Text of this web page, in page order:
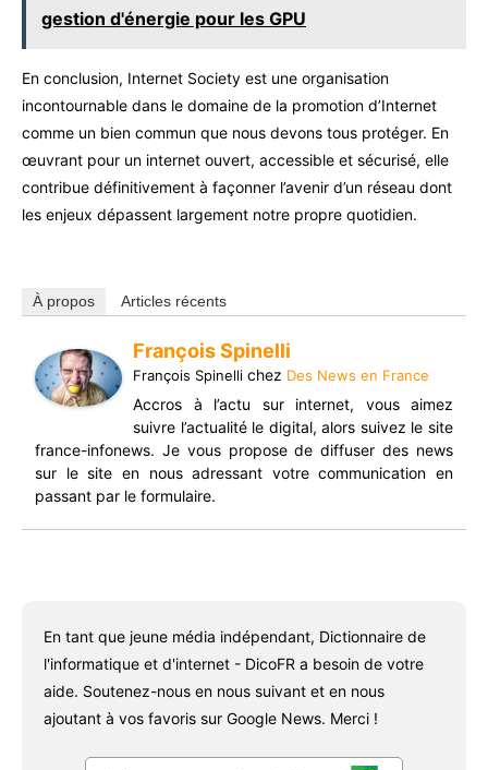
gestion d'énergie pour les GPU
En conclusion, Internet Society est une organisation
incontournable dans le domaine de la promotion d’Internet
comme un bien commun que nous devons tous protéger. En
œuvrant pour un internet ouvert, accessible et sécurisé, elle
contribue définitivement à façonner l’avenir d’un réseau dont
les enjeux dépassent largement notre propre quotidien.
À propos Articles récents
François Spinelli
François Spinelli chez Des News en France
Accros à l’actu sur internet, vous aimez
suivre l’actualité le digital, alors suivez le site
france-infonews. Je vous propose de diffuser des news
sur le site en nous adressant votre communication en
passant par le formulaire.
En tant que jeune média indépendant, Dictionnaire de
l'informatique et d'internet - DicoFR a besoin de votre
aide. Soutenez-nous en nous suivant et en nous
ajoutant à vos favoris sur Google News. Merci !